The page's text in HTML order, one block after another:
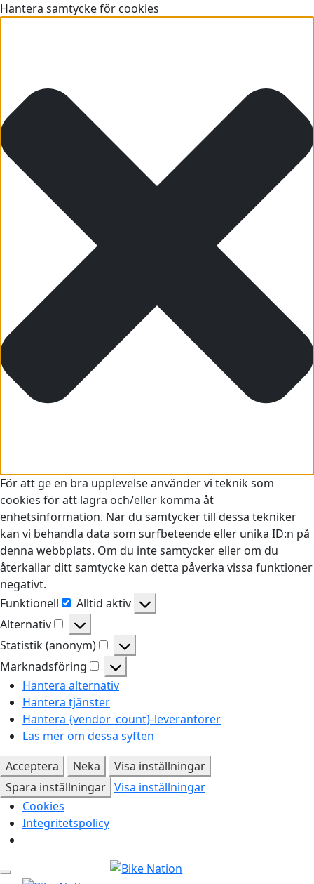
Hantera samtycke för cookies
För att ge en bra upplevelse använder vi teknik som
cookies för att lagra och/eller komma åt
enhetsinformation. När du samtycker till dessa tekniker
kan vi behandla data som surfbeteende eller unika ID:n på
denna webbplats. Om du inte samtycker eller om du
återkallar ditt samtycke kan detta påverka vissa funktioner
negativt.
Funktionell
Funktionell
Alltid aktiv
Alternativ
Alternativ
Statistik (anonym)
Statistik
(anonym)
Marknadsföring
Marknadsföring
Hantera alternativ
Hantera tjänster
Hantera {vendor_count}-leverantörer
Läs mer om dessa syften
Acceptera
Neka
Visa inställningar
Spara inställningar Visa inställningar
Cookies
Integritetspolicy